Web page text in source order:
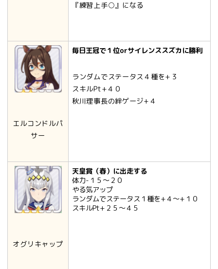
『練習上手○』になる
エルコンドルパ
サー
毎日王冠で１位orサイレンススズカに勝利
ランダムでステータス４種を+３
スキルPt+４０
秋川理事長の絆ゲージ+４
オグリキャップ
天皇賞（春）に出走する
体力-１５～２０
やる気アップ
ランダムでステータス１種を+４～+１０
スキルPt+２５～４５